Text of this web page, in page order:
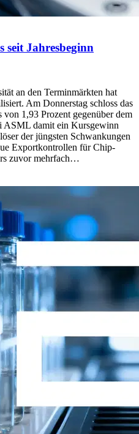
seit Jahresbeginn
an den Terminmärkten hat
Am Donnerstag schloss das
1,93 Prozent gegenüber dem
ASML damit ein Kursgewinn
der jüngsten Schwankungen
Exportkontrollen für Chip-
zuvor mehrfach…